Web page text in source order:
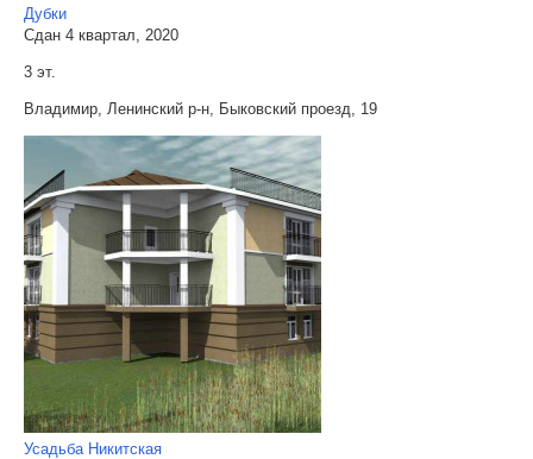
Дубки
Сдан 4 квартал, 2020
3 эт.
Владимир, Ленинский р-н, Быковский проезд, 19
Усадьба Никитская